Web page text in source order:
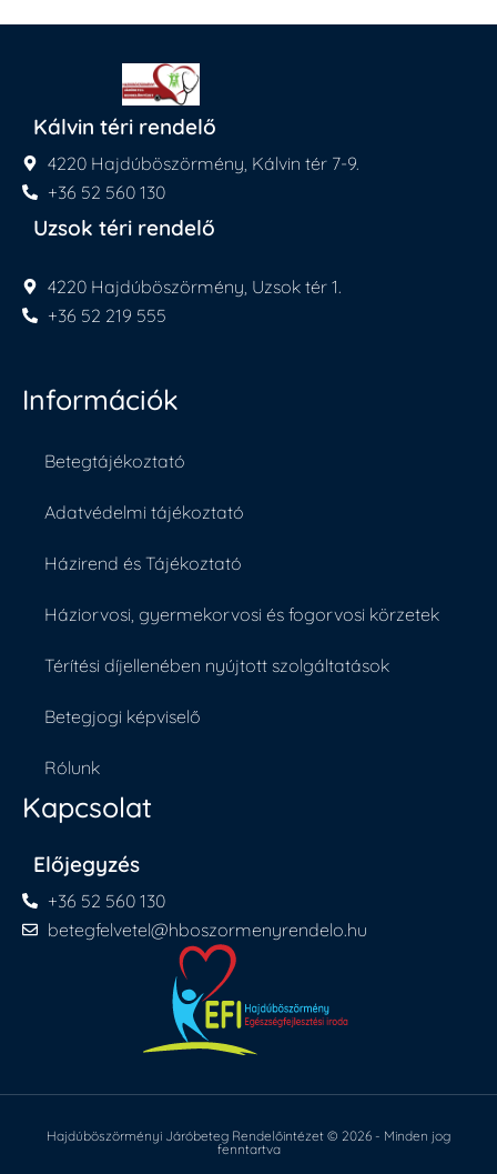
Kálvin téri rendelő
4220 Hajdúböszörmény, Kálvin tér 7-9.
+36 52 560 130
Uzsok téri rendelő
4220 Hajdúböszörmény, Uzsok tér 1.
+36 52 219 555
Információk
Betegtájékoztató
Adatvédelmi tájékoztató
Házirend és Tájékoztató
Háziorvosi, gyermekorvosi és fogorvosi körzetek
Térítési díjellenében nyújtott szolgáltatások
Betegjogi képviselő
Rólunk
Kapcsolat
Előjegyzés
+36 52 560 130
betegfelvetel@hboszormenyrendelo.hu
Hajdúböszörményi Járóbeteg Rendelőintézet © 2026 - Minden jog
fenntartva